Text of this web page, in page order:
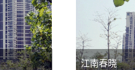
江南春晓